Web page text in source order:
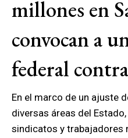
millones en
convocan a
federal
En el marco de un ajuste
diversas áreas del
sindicatos y trabajadores